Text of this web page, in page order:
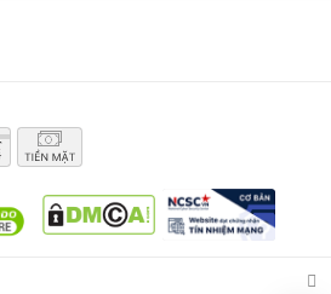
hòa di động là gì?
máy bao gồm: Làm lạnh, quạt gió,